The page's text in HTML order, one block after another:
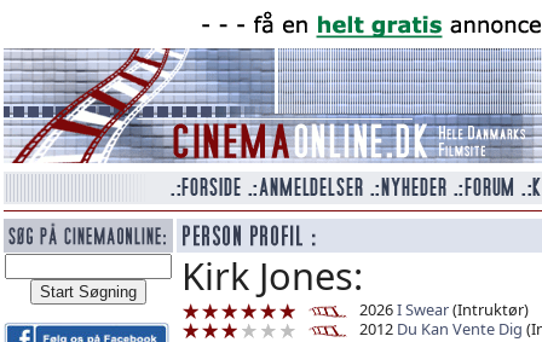
Kirk Jones:
2026I Swear(Intruktør)
2012 Du Kan Vente Dig